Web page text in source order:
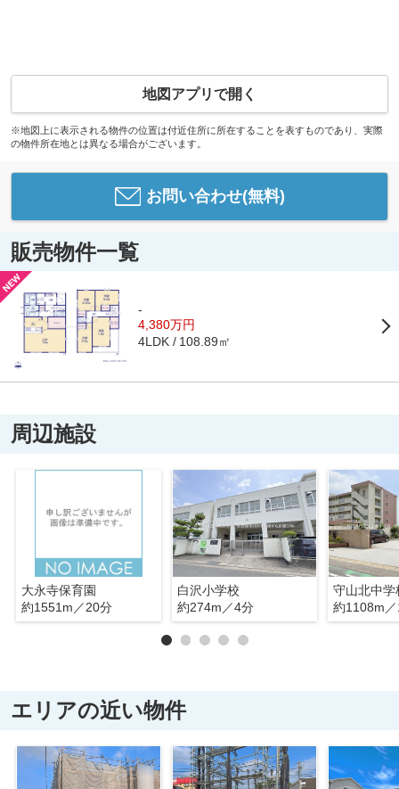
地図アプリで開く
※地図上に表示される物件の位置は付近住所に所在することを表すものであり、実際
の物件所在地とは異なる場合がございます。
お問い合わせ(無料)
販売物件一覧
-
4,380万円
4LDK 108.89㎡
周辺施設
大永寺保育園
約1551m／20分
白沢小学校
約274m／4分
守山北中学
約1108m
エリアの近い物件